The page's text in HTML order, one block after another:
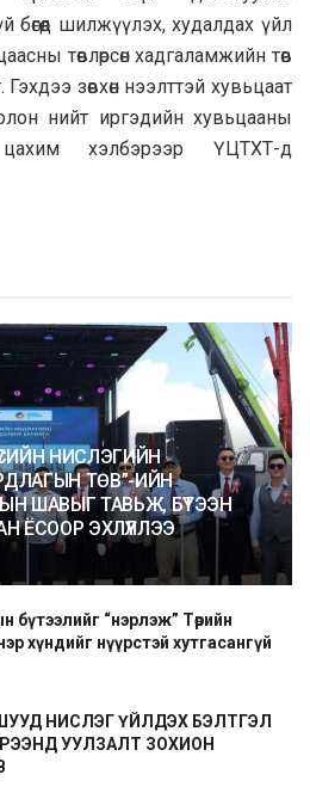
шилжүүлэх, xyдалдах үйл
төвлөрсөн xaдгaламжийн төв
зөвхөн нээлттэй xyвьцаат
нийт иргэдийн хувьцaaны
цaxим хэлбэрээр ҮЦТXТ-д
НИСЛЭГИЙН
ТӨВ”-ИЙН
ШАВЫГ ТАВЬЖ, БҮТЭЭН
ЁСООР ЭХЛҮҮЛЛЭЭ
бүтээлийг “нэрлэж” Төрийн
хүндийг нүүрстэй хутгасангүй
НИСЛЭГ ҮЙЛДЭХ БЭЛТГЭЛ
УУЛЗАЛТ ЗОХИОН